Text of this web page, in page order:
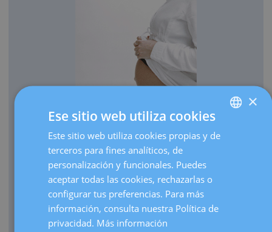
Cada año traemos al mundo más de 3.000 bebés.
Realizamos más de 30.000 ecografías de embarazo al
Como centro de referencia, hacemos más de 3.000
visitas de embarazos de alto riesgo al año.
Contamos con una UCI Neonatal de nivel III que atiende
SPANISH
×
Ese sitio web utiliza cookies
Este sitio web utiliza cookies propias y de
terceros para fines analíticos, de
personalización y funcionales. Puedes
aceptar todas las cookies, rechazarlas o
configurar tus preferencias. Para más
información, consulta nuestra Política de
privacidad. Más información